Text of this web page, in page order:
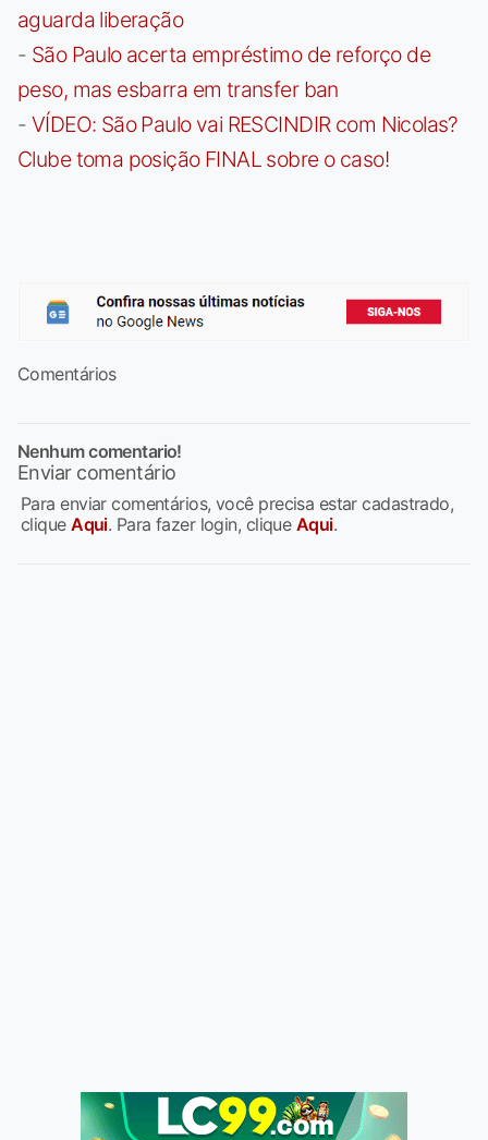
aguarda liberação
- São Paulo acerta empréstimo de reforço de
peso, mas esbarra em transfer ban
- VÍDEO: São Paulo vai RESCINDIR com Nicolas?
Clube toma posição FINAL sobre o caso!
Comentários
Nenhum comentario!
Enviar comentário
Para enviar comentários, você precisa estar cadastrado,
cliqueAqui. Para fazer login, clique Aqui.